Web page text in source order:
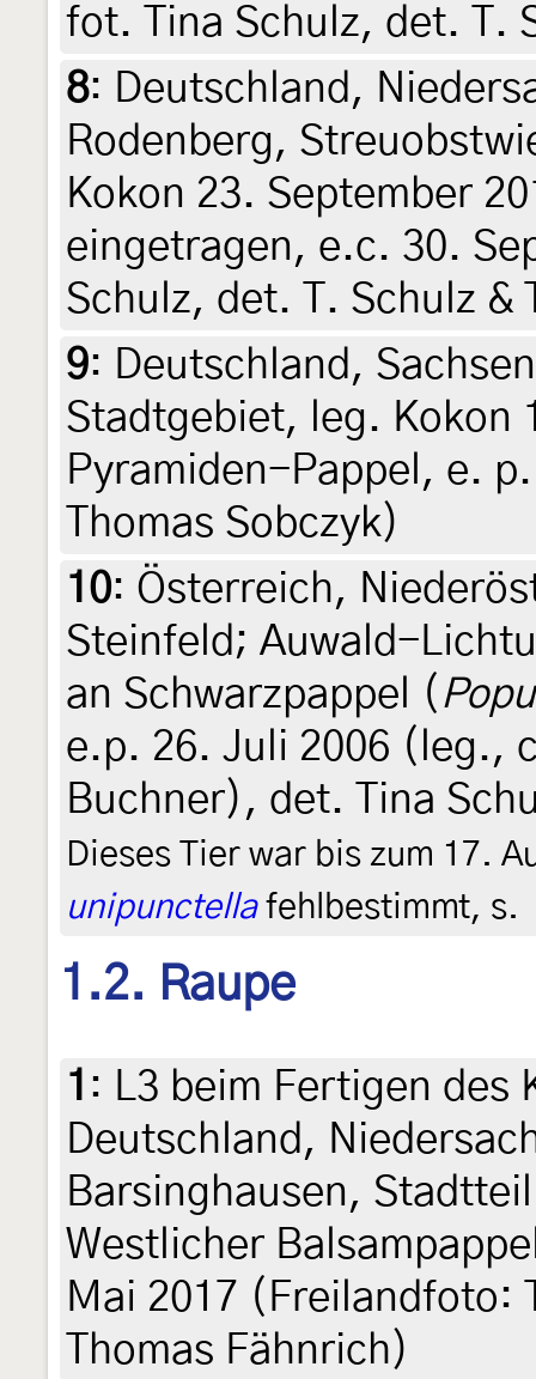
fot. Tina Schulz, det. T.
8: Deutschland,
Rodenberg,
Kokon 23. September
eingetragen, e.c. 30.
Schulz, det. T. Schulz &
9: Deutschland,
Stadtgebiet, leg. Kokon
Pyramiden-Pappel, e.
Thomas Sobczyk)
10: Österreich,
Steinfeld; Auwald-
an Schwarzpappel (
e.p. 26. Juli 2006 (leg.,
Buchner), det. Tina
Dieses Tier war bis zum 17.
unipunctellafehlbestimmt, s.
1.2. Raupe
1 : L3 beim Fertigen
Deutschland,
Barsinghausen,
Westlicher
Mai 2017 (Freilandfoto:
Thomas Fähnrich)